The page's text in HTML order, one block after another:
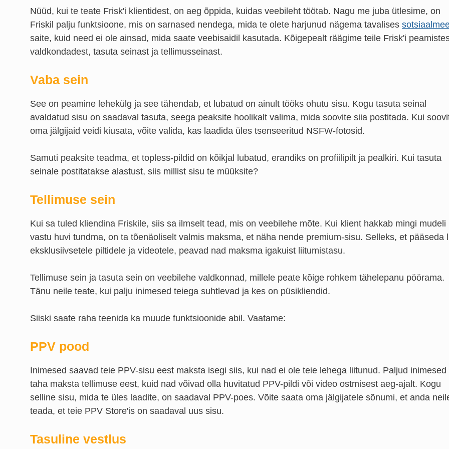
Nüüd, kui te teate Frisk'i klientidest, on aeg õppida, kuidas veebileht töötab. Nagu me juba ütlesime, on
Friskil palju funktsioone, mis on sarnased nendega, mida te olete harjunud nägema tavalises
saite, kuid need ei ole ainsad, mida saate veebisaidil kasutada. Kõigepealt räägime teile Frisk'i
valdkondadest, tasuta seinast ja tellimusseinast.
Vaba sein
See on peamine lehekülg ja see tähendab, et lubatud on ainult tööks ohutu sisu. Kogu tasuta seinal
avaldatud sisu on saadaval tasuta, seega peaksite hoolikalt valima, mida soovite siia postitada. Kui
oma jälgijaid veidi kiusata, võite valida, kas laadida üles tsenseeritud NSFW-fotosid.
Samuti peaksite teadma, et topless-pildid on kõikjal lubatud, erandiks on profiilipilt ja pealkiri. Kui tasuta
seinale postitatakse alastust, siis millist sisu te müüksite?
Tellimuse sein
Kui sa tuled kliendina Friskile, siis sa ilmselt tead, mis on veebilehe mõte. Kui klient hakkab mingi mudeli
vastu huvi tundma, on ta tõenäoliselt valmis maksma, et näha nende premium-sisu. Selleks, et pääseda
eksklusiivsetele piltidele ja videotele, peavad nad maksma igakuist liitumistasu.
Tellimuse sein ja tasuta sein on veebilehe valdkonnad, millele peate kõige rohkem tähelepanu pöörama.
Tänu neile teate, kui palju inimesed teiega suhtlevad ja kes on püsikliendid.
Siiski saate raha teenida ka muude funktsioonide abil. Vaatame:
PPV pood
Inimesed saavad teie PPV-sisu eest maksta isegi siis, kui nad ei ole teie lehega liitunud. Paljud inimesed
taha maksta tellimuse eest, kuid nad võivad olla huvitatud PPV-pildi või video ostmisest aeg-ajalt. Kogu
selline sisu, mida te üles laadite, on saadaval PPV-poes. Võite saata oma jälgijatele sõnumi, et anda
teada, et teie PPV Store'is on saadaval uus sisu.
Tasuline vestlus